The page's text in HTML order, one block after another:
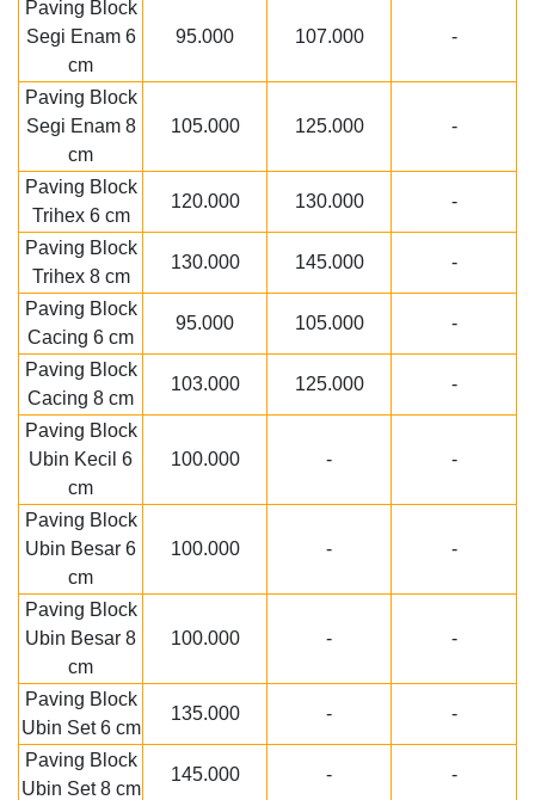
Paving Block
Segi Enam 6
cm
95.000 107.000 -
Paving Block
Segi Enam 8
cm
105.000 125.000 -
Paving Block
Trihex 6 cm
120.000 130.000 -
Paving Block
Trihex 8 cm
130.000 145.000 -
Paving Block
Cacing 6 cm
95.000 105.000 -
Paving Block
Cacing 8 cm
103.000 125.000 -
Paving Block
Ubin Kecil 6
cm
100.000 - -
Paving Block
Ubin Besar 6
cm
100.000 - -
Paving Block
Ubin Besar 8
cm
100.000 - -
Paving Block
Ubin Set 6 cm
135.000 - -
Paving Block
Ubin Set 8 cm
145.000 - -